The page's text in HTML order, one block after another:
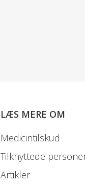
LÆS MERE OM
Medicintilskud
Tilknyttede
Artikler